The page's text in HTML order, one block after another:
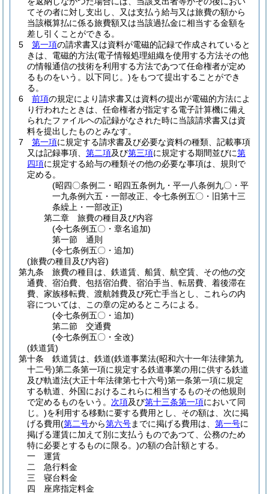
てその者に対し支出し、又は支払う給与又は旅費の額から
当該概算払に係る旅費額又は当該過払金に相当する金額を
差し引くことができる。
5
第一項の請求書又は資料が電磁的記録で作成されていると
きは、電磁的方法(電子情報処理組織を使用する方法その他
の情報通信の技術を利用する方法であつて任命権者が定め
るものをいう。以下同じ。)をもつて提出することができ
る。
6
前項の規定により請求書又は資料の提出が電磁的方法によ
り行われたときは、任命権者が指定する電子計算機に備え
られたファイルヘの記録がなされた時に当該請求書又は資
料を提出したものとみなす。
7
第一項に規定する請求書及び必要な資料の種類、記載事項
又は記録事項、 第二項及び第三項に規定する期間並びに第
四項に規定する給与の種類その他の必要な事項は、規則で
定める。
(昭四〇条例二・昭四五条例九・平一八条例九〇・平
一九条例六五・一部改正、令七条例五〇・旧第十三
条繰上・一部改正)
第二章
旅費の種目及び内容
(令七条例五〇・章名追加)
第一節
通則
(令七条例五〇・追加)
(旅費の種目及び内容)
第九条
旅費の種目は、鉄道賃、船賃、航空賃、その他の交
通費、宿泊費、包括宿泊費、宿泊手当、転居費、着後滞在
費、家族移転費、渡航雑費及び死亡手当とし、これらの内
容については、この章の定めるところによる。
(令七条例五〇・追加)
第二節
交通費
(令七条例五〇・全改)
(鉄道賃)
第十条
鉄道賃は、鉄道(鉄道事業法(昭和六十一年法律第九
十二号)第二条第一項に規定する鉄道事業の用に供する鉄道
及び軌道法(大正十年法律第七十六号)第一条第一項に規定
する軌道、外国におけるこれらに相当するものその他規則
で定めるものをいう。 次項及び第十三条第一項において同
じ。)を利用する移動に要する費用とし、その額は、次に掲
げる費用(第二号から第六号までに掲げる費用は、 第一号に
掲げる運賃に加えて別に支払うものであつて、公務のため
特に必要とするものに限る。)の額の合計額とする。
一
運賃
二
急行料金
三
寝台料金
四
座席指定料金